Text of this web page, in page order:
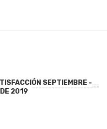
SEPTIEMBRE -
2019